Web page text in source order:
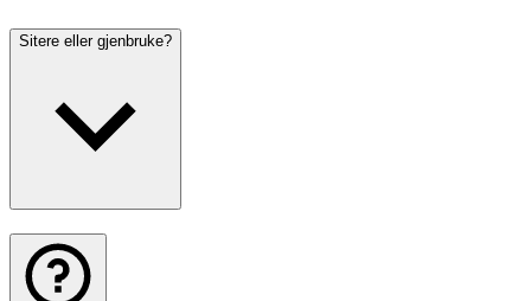
Sitere eller gjenbruke?